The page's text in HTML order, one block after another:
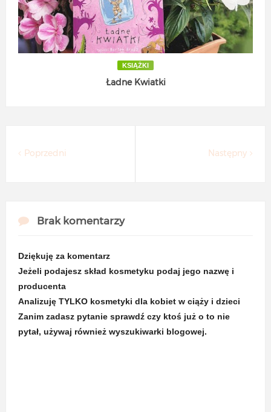
KSIĄŻKI
Ładne Kwiatki
Następny
Poprzedni
Brak komentarzy
Dziękuję za komentarz
Jeżeli podajesz skład kosmetyku podaj jego nazwę i
producenta
Analizuję TYLKO kosmetyki dla kobiet w ciąży i dzieci
Zanim zadasz pytanie sprawdź czy ktoś już o to nie
pytał, używaj również wyszukiwarki blogowej.